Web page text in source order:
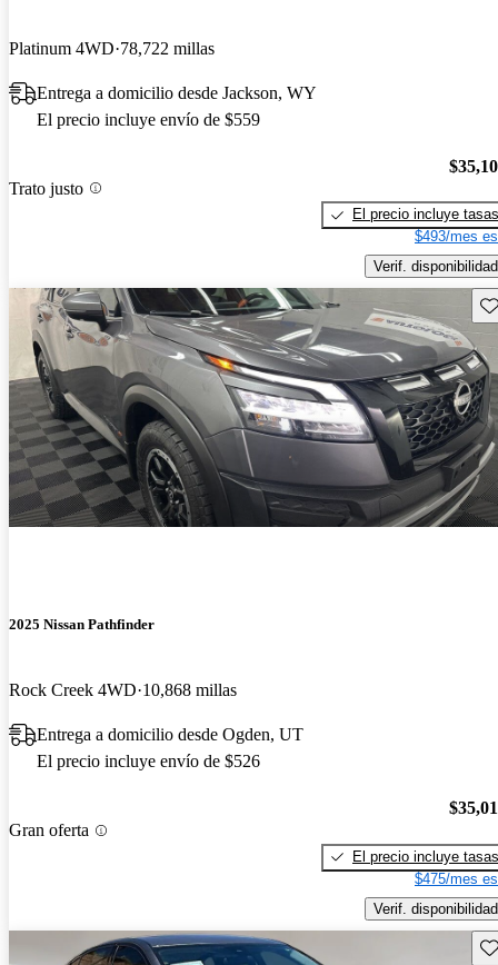
Platinum 4WD 78,722 millas
Entrega a domicilio desde Jackson, WY
El precio incluye envío de $559
Trato justo
El precio incluye tasas
$493/mes
Verif. disponibilidad
2025 Nissan Pathfinder
Rock Creek 4WD 10,868 millas
Entrega a domicilio desde Ogden, UT
El precio incluye envío de $526
Gran oferta
El precio incluye tasas
$475/mes
Verif. disponibilidad